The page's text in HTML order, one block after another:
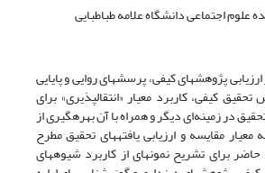
اجتماعی دانشگاه علامه طباطبایی
پژوهش‏های کیفی، پرسش‏های روایی و پایایی
کیفی، کاربرد معیار «انتقال‏پذیری» برای
در زمینه‌ای دیگر و همراه با آن بهره‏گیری از
معیار مقایسه و ارزیابی یافته‏های تحقیق مطرح
برای تشریح نمونه‏ای از کاربرد شیوه‏های